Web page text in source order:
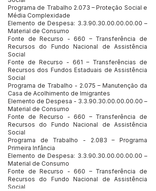
Programa de Trabalho 2.073 – Proteção Social e
Média Complexidade
Elemento de Despesa: 3.3.90.30.00.00.00.00 –
Material de Consumo
Fonte de Recurso - 660 – Transferência de
Recursos do Fundo Nacional de Assistência
Social
Fonte de Recurso - 661 – Transferências de
Recursos dos Fundos Estaduais de Assistência
Social
Programa de Trabalho - 2.075 – Manutenção da
Casa de Acolhimento de Imigrantes
Elemento de Despesa - 3.3.90.30.00.00.00.00 –
Material de Consumo
Fonte de Recurso - 660 – Transferência de
Recursos do Fundo Nacional de Assistência
Social
Programa de Trabalho - 2.083 – Programa
Primeira Infância
Elemento de Despesa: 3.3.90.30.00.00.00.00 –
Material de Consumo
Fonte de Recurso - 660 – Transferência de
Recursos do Fundo Nacional de Assistência
Social